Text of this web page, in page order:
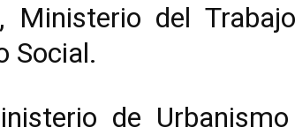
Ministerio del
Social.
de